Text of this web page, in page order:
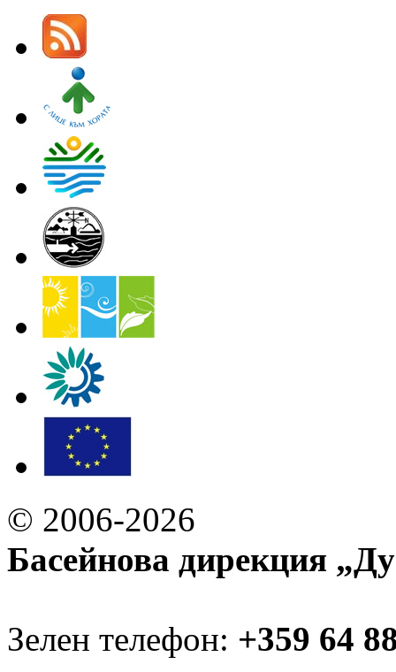
© 2006-2026
Басейнова дирекция
Зелен телефон: +359 64